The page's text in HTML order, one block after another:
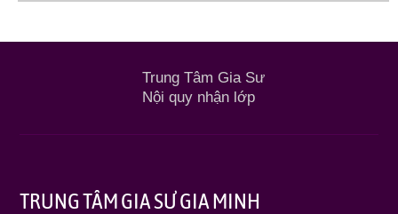
Trung Tâm Gia Sư
Nội quy nhận lớp
TRUNG TÂM GIA SƯ GIA MINH